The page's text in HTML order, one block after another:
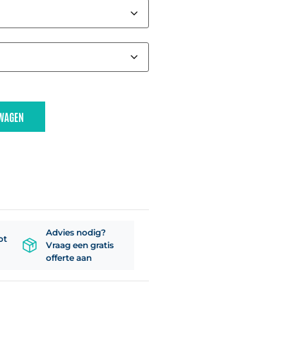
Advies nodig?
Vraag een gratis
offerte aan